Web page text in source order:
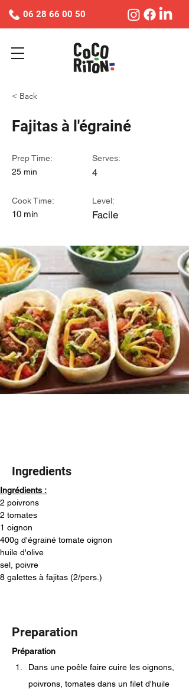
06 28 66 00 50
< Back
Fajitas à l'égrainé
Prep Time:
25 min
Cook Time:
10 min
Serves:
4
Level:
Facile
Ingredients
Ingrédients :
2 poivrons
2 tomates
1 oignon
400g d'égrainé tomate oignon
huile d'olive
sel, poivre
8 galettes à fajitas (2/pers.)
Preparation
Préparation
Dans une poêle faire cuire les oignons,
poivrons, tomates dans un filet d'huile